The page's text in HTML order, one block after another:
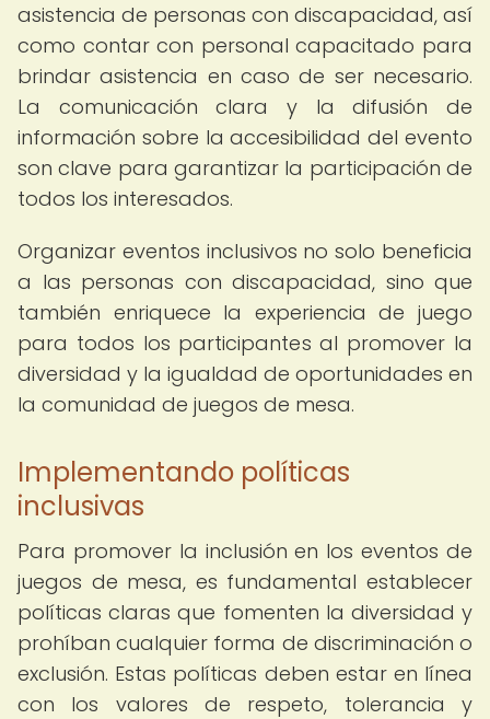
asistencia de personas con discapacidad, así
como contar con personal capacitado para
brindar asistencia en caso de ser necesario.
La comunicación clara y la difusión de
información sobre la accesibilidad del evento
son clave para garantizar la participación de
todos los interesados.
Organizar eventos inclusivos no solo beneficia
a las personas con discapacidad, sino que
también enriquece la experiencia de juego
para todos los participantes al promover la
diversidad y la igualdad de oportunidades en
la comunidad de juegos de mesa.
Implementando políticas
inclusivas
Para promover la inclusión en los eventos de
juegos de mesa, es fundamental establecer
políticas claras que fomenten la diversidad y
prohíban cualquier forma de discriminación o
exclusión. Estas políticas deben estar en línea
con los valores de respeto, tolerancia y